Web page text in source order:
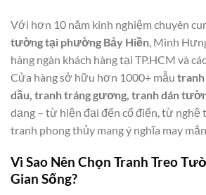
Với hơn 10 năm kinh nghiệm chuyên
tường tại phường Bảy Hiền, Minh
hàng ngàn khách hàng tại TP.HCM và
Cửa hàng sở hữu hơn 1000+ mẫu tranh
dầu, tranh tráng gương, tranh dán
dạng – từ hiện đại đến cổ điển, từ
tranh phong thủy mang ý nghĩa may
Vì Sao Nên Chọn Tranh Treo
Gian Sống?